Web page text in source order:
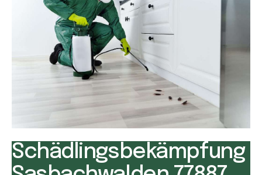
Schädlingsbekämpfung